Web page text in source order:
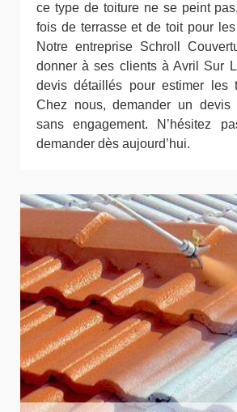
ce type de toiture ne se peint
fois de terrasse et de toit pour
Notre entreprise Schroll
donner à ses clients à Avril Sur
devis détaillés pour estimer les
Chez nous, demander un devis
sans engagement. N’hésitez
demander dès aujourd’hui.